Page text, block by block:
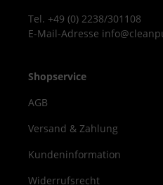
Tel. +49 (0) 2238/301108
E-Mail-Adresse
Shopservice
AGB
Versand & Zahlung
Kundeninformation
Widerrufsrecht